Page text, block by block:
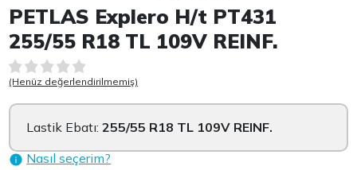
Item 1 of 1
PETLAS Explero H/t PT431
255/55 R18 TL 109V REINF.
(Henüz değerlendirilmemiş)
Lastik Ebatı:255/55 R18 TL 109V REINF.
Nasıl seçerim?